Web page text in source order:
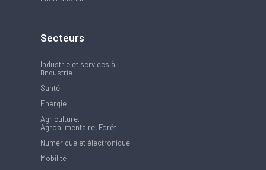
Secteurs
Industrie et services à
l'industrie
Santé
Energie
Agriculture,
Agroalimentaire, Forêt
Numérique et électronique
Mobilité